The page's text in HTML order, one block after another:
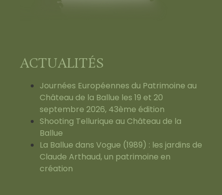
ACTUALITÉS
Journées Européennes du Patrimoine au
Château de la Ballue les 19 et 20
septembre 2026, 43ème édition
Shooting Tellurique au Château de la
Ballue
La Ballue dans Vogue (1989) : les jardins de
Claude Arthaud, un patrimoine en
création